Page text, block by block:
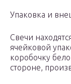
Упаковка и
Свечи
ячейковой
коробочку
стороне,